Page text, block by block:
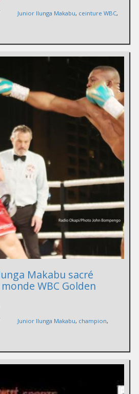
Junior Ilunga Makabu, ceinture WBC,
Makabu sacré
WBC Golden
Junior Ilunga Makabu, champion,